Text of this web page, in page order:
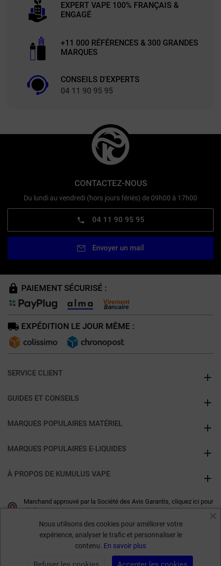
EXPERT VAPE 100% FRANÇAIS &
ENGAGÉ
+11 000 RÉFÉRENCES & 300 GRANDES
MARQUES
CONSEILS D'EXPERTS
04 11 90 95 95
CONTACTEZ-NOUS
Du lundi au vendredi (hors jours fériés) de 09h00 à 17h00
04 11 90 95 95
Envoyer un mail
PAIEMENT SÉCURISÉ :
EXPÉDITION LE JOUR MÊME :
SERVICE CLIENT
GUIDES ET CONSEILS
MARQUES POPULAIRES MATÉRIEL
MARQUES POPULAIRES E-LIQUIDES
À PROPOS DE KUMULUS VAPE
Marchand approuvé par la Société des Avis Garantis, cliquez ici pour
vérifier.
Nous utilisons des cookies pour améliorer votre
expérience, analyser le trafic et personnaliser le
contenu. En savoir plus